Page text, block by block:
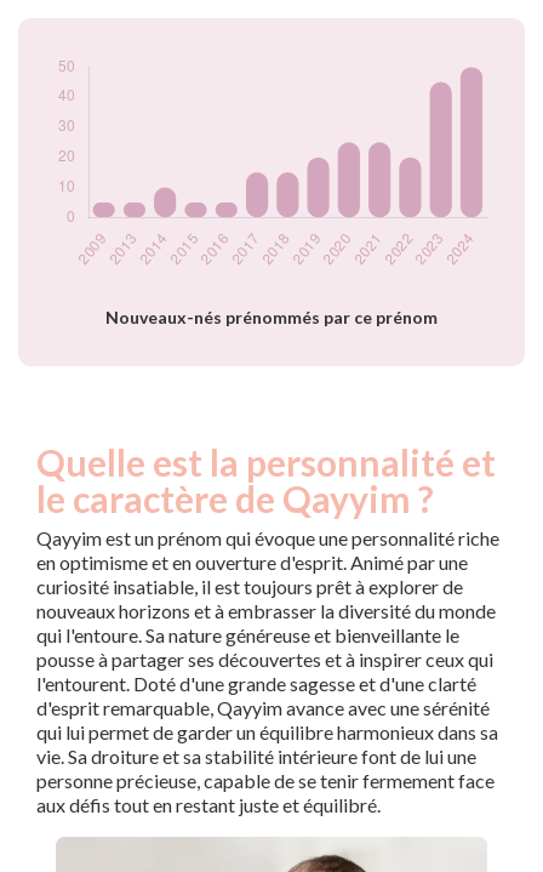
Nouveaux-nés prénommés par ce prénom
prénom Qayyim
par année
2022
2023
2024
Quelle est la personnalité et
le caractère de Qayyim ?
Qayyim est un prénom qui évoque une personnalité riche
en optimisme et en ouverture d'esprit. Animé par une
curiosité insatiable, il est toujours prêt à explorer de
nouveaux horizons et à embrasser la diversité du monde
qui l'entoure. Sa nature généreuse et bienveillante le
pousse à partager ses découvertes et à inspirer ceux qui
l'entourent. Doté d'une grande sagesse et d'une clarté
d'esprit remarquable, Qayyim avance avec une sérénité
qui lui permet de garder un équilibre harmonieux dans sa
vie. Sa droiture et sa stabilité intérieure font de lui une
personne précieuse, capable de se tenir fermement face
aux défis tout en restant juste et équilibré.